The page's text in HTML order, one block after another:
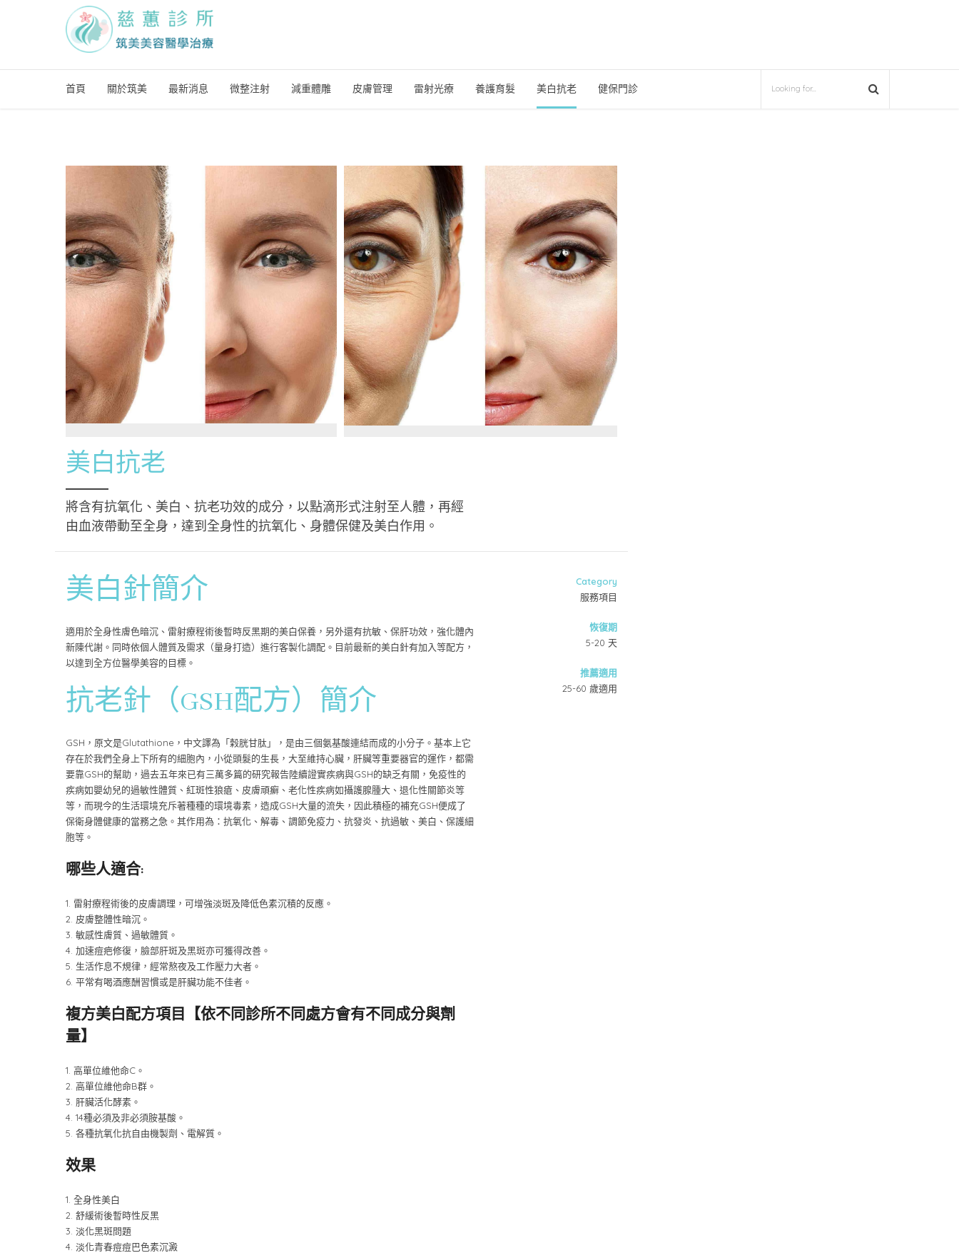
首頁 關於筑美 最新消息 微整注射 減重體雕 皮膚管理 雷射光療 養護育髮 美白抗老 健保門診
美白抗老
將含有抗氧化、美白、抗老功效的成分，以點滴形式注射至人體，再經
由血液帶動至全身，達到全身性的抗氧化、身體保健及美白作用。
美白針簡介
適用於全身性膚色暗沉、雷射療程術後暫時反黑期的美白保養，另外還有抗敏、保肝功效，強化體內
新陳代謝。同時依個人體質及需求（量身打造）進行客製化調配。目前最新的美白針有加入等配方，
以達到全方位醫學美容的目標。
抗老針（GSH配方）簡介
GSH，原文是Glutathione，中文譯為「榖胱甘肽」，是由三個氨基酸連結而成的小分子。基本上它
存在於我們全身上下所有的細胞內，小從頭髮的生長，大至維持心臟，肝臟等重要器官的運作，都需
要靠GSH的幫助，過去五年來已有三萬多篇的研究報告陸續證實疾病與GSH的缺乏有關，免疫性的
疾病如嬰幼兒的過敏性體質、紅斑性狼瘡、皮膚頑癬、老化性疾病如攝護腺腫大、退化性關節炎等
等，而現今的生活環境充斥著種種的環境毒素，造成GSH大量的流失，因此積極的補充GSH便成了
保衛身體健康的當務之急。其作用為：抗氧化、解毒、調節免疫力、抗發炎、抗過敏、美白、保護細
胞等。
哪些人適合:
1. 雷射療程術後的皮膚調理，可增強淡斑及降低色素沉積的反應。
2. 皮膚整體性暗沉。
3. 敏感性膚質、過敏體質。
4. 加速痘疤修復，臉部肝斑及黑斑亦可獲得改善。
5. 生活作息不規律，經常熬夜及工作壓力大者。
6. 平常有喝酒應酬習慣或是肝臟功能不佳者。
複方美白配方項目【依不同診所不同處方會有不同成分與劑
量】
1. 高單位維他命C。
2. 高單位維他命B群。
3. 肝臟活化酵素。
4. 14種必須及非必須胺基酸。
5. 各種抗氧化抗自由機製劑、電解質。
效果
1. 全身性美白
2. 舒緩術後暫時性反黑
3. 淡化黑斑問題
4. 淡化青春痘痘巴色素沉澱
Category
服務項目
恢復期
5-20 天
推薦適用
25-60 歲適用